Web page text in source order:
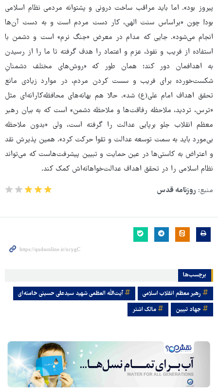
پیروز بود». اما باید مراقب ساخت درونی و پشتوانه مردمی نظام اسلامی
بود! چون «براساس سنت الهی، کار دست مردم است و به دست آن‌ها
انجام می‌شود». جایی که مدام در معرض «جنگ نرم» است و دشمن با
استفاده از فریب و نفوذ، عزم و اعتماد را هدف گرفته تا ما را از رسیدن
به اهدافمان دور کند؛ همان ‌طور که «روش‌های مختلف دشمنانِ
شکست‌خورده برای فریب و سست ‌کردن مردم، در موارد زیادی مانع
تحقق اهداف امام علی(ع) شد». حالا هم بهانه‌های محافظه‌کارانه‌ای مثل
«ترس، تردید، ملاحظه رفاقت‌ها و ملاحظه دشمن» است که به بیان رهبر
معظم انقلاب جلو برپایی عدالت را گرفته است، ولی «بدون ملاحظه
بی‌مورد باید به سمت توسعه عدالت و تقوا حرکت کرد». همین پذیرش نقد
و اعتراض به کاستی‌ها در عین حمایت و تبیین پیشرفت‌هاست که می‌تواند
نظام اسلامی را در تحقق اهداف عدالت‌خواهانه‌اش کمک کند.
منبع: روزنامه قدس
برچسب‌ها
رهبر معظم انقلاب اسلامی
آیت‌الله العظمی شهید سیدعلی حسینی خامنه‌ای
جهاد تبیین
مالک اشتر